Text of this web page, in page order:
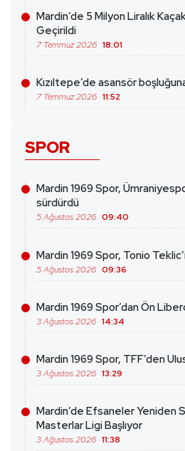
Mardin’de 5 Milyon Liralık
Geçirildi
7 Temmuz 2026 18:01
Kızıltepe’de asansör
7 Temmuz 2026 11:52
SPOR
Mardin 1969 Spor, Ümraniyespor
sürdürdü
5 Ağustos 2026 09:40
Mardin 1969 Spor, Tonio
5 Ağustos 2026 09:36
Mardin 1969 Spor’dan Ön
3 Ağustos 2026 14:34
Mardin 1969 Spor, TFF’den
3 Ağustos 2026 13:29
Mardin’de Efsaneler Yeniden
Masterlar Ligi Başlıyor
3 Ağustos 2026 11:38